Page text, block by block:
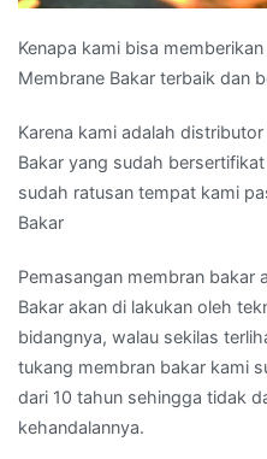
Kenapa kami bisa
Membrane Bakar terbaik dan
Karena kami adalah
Bakar yang sudah
sudah ratusan tempat kami
Bakar
Pemasangan membran bakar
Bakar akan di lakukan oleh
bidangnya, walau sekilas
tukang membran bakar kami
dari 10 tahun sehingga tidak
kehandalannya.